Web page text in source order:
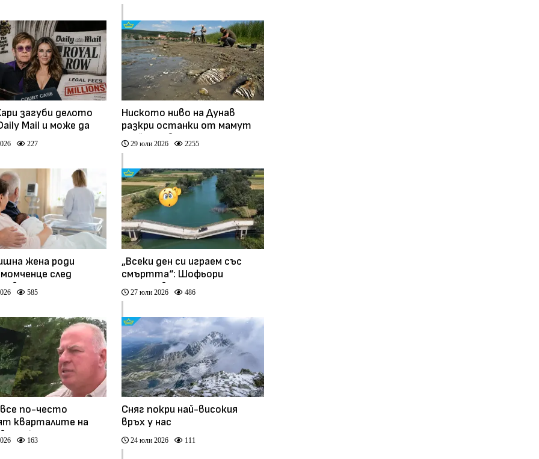
загуби делото
Mail и може да
227
Ниското ниво на Дунав
разкри останки от мамут
край Ряхово
29 юли 2026 2255
жена роди
след
процедура
Македония
585
„Всеки ден си играем със
смъртта“: Шофьори
преминават по пропаднал
мост в Гърция (видео)
27 юли 2026 486
по-често
кварталите на
163
Сняг покри най-високия
връх у нас
24 юли 2026 111